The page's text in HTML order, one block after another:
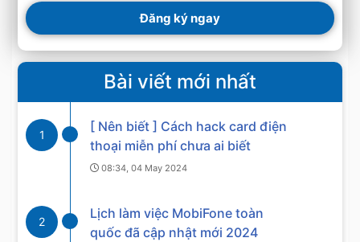
Đăng ký ngay
Bài viết mới nhất
1
[ Nên biết ] Cách hack card điện
thoại miễn phí chưa ai biết
08:34, 04 May 2024
2
Lịch làm việc MobiFone toàn
quốc đã cập nhật mới 2024